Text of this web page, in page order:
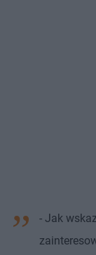
- Jak